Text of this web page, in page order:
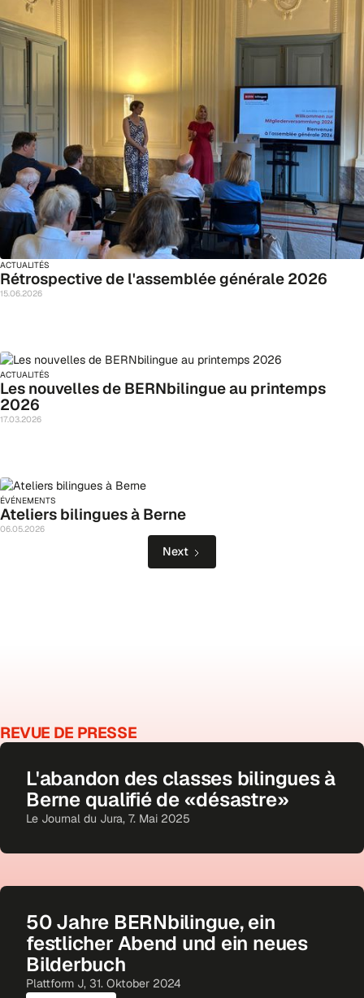
ACTUALITÉS
Rétrospective de l'assemblée générale 2026
15.06.2026
ACTUALITÉS
Les nouvelles de BERNbilingue au printemps
2026
17.03.2026
ÉVÉNEMENTS
Ateliers bilingues à Berne
06.05.2026
Next
REVUE DE PRESSE
L'abandon des classes bilingues à
Berne qualifié de «désastre»
Le Journal du Jura, 7. Mai 2025
50 Jahre BERNbilingue, ein
festlicher Abend und ein neues
Bilderbuch
Plattform J, 31. Oktober 2024